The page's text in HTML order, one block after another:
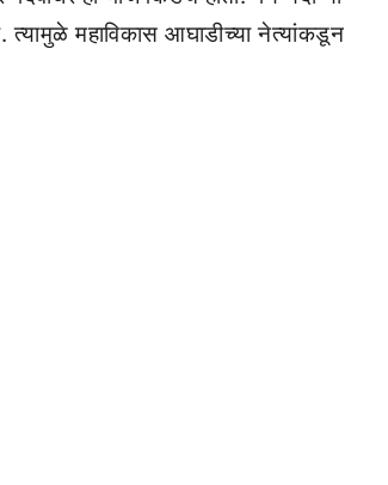
त्यामुळे महाविकास आघाडीच्या नेत्यांकडून